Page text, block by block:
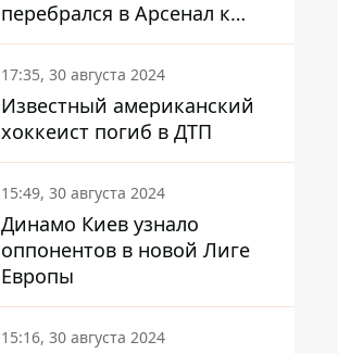
перебрался в Арсенал к
Зинченко
17:35, 30 августа 2024
Известный американский
хоккеист погиб в ДТП
15:49, 30 августа 2024
Динамо Киев узнало
оппонентов в новой Лиге
Европы
15:16, 30 августа 2024